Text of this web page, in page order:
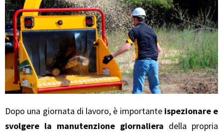
Dopo una giornata di lavoro, è importante ispezionare e
svolgere la manutenzione giornaliera della propria